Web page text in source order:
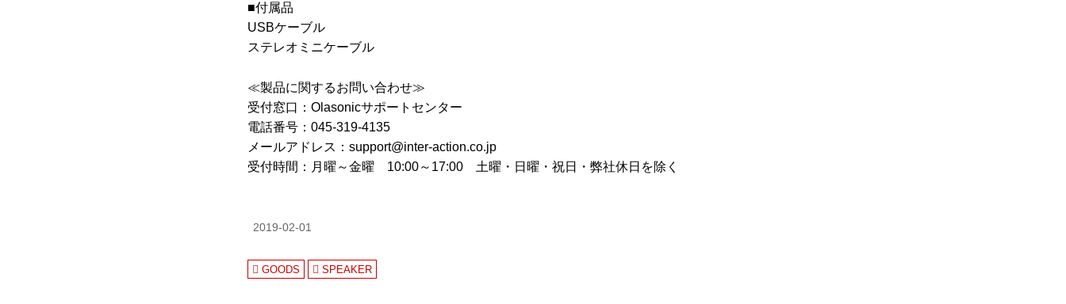
■付属品
USBケーブル
ステレオミニケーブル
≪製品に関するお問い合わせ≫
受付窓口：Olasonicサポートセンター
電話番号：045-319-4135
メールアドレス：support@inter-action.co.jp
受付時間：月曜～金曜 10:00～17:00 土曜・日曜・祝日・弊社休日を除く
2019-02-01
GOODS SPEAKER